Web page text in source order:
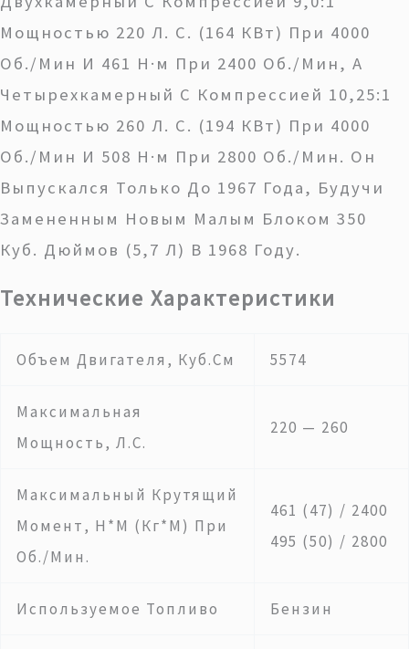
Мощностью 220 Л. С. (164 КВт) При 4000
Об./мин И 461 Н·м При 2400 Об./мин, А
Четырехкамерный С Компрессией 10,25:1
Мощностью 260 Л. С. (194 КВт) При 4000
Об./мин И 508 Н·м При 2800 Об./мин. Он
Выпускался Только До 1967 Года, Будучи
Замененным Новым Малым Блоком 350
Куб. Дюймов (5,7 Л) В 1968 Году.
Технические Характеристики
Объем Двигателя, Куб.см 5574
Максимальная
Мощность, Л.с.
220 — 260
Максимальный Крутящий
Момент, Н*м (кг*м) При
Об./мин.
461 (47) / 2400
495 (50) / 2800
Используемое Топливо Бензин